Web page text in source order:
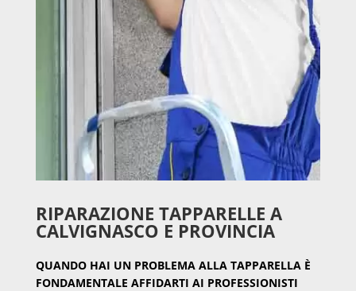
RIPARAZIONE TAPPARELLE A
CALVIGNASCO E PROVINCIA
QUANDO HAI UN PROBLEMA ALLA TAPPARELLA È
FONDAMENTALE AFFIDARTI AI PROFESSIONISTI